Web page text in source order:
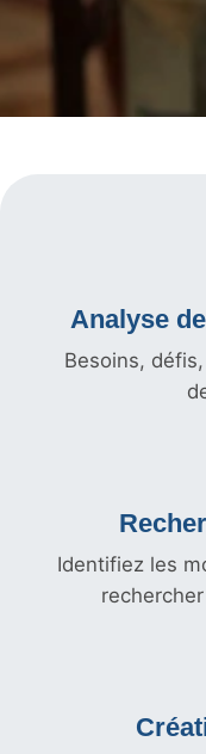
Analyse
Besoins,
Identifiez les